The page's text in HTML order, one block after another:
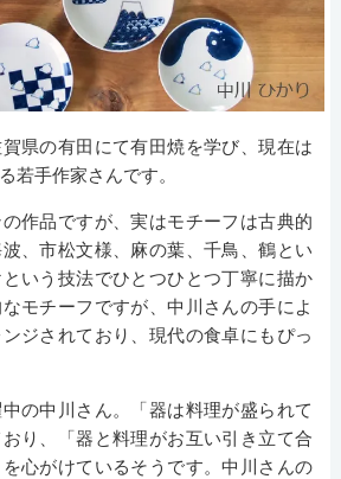
県の有田にて有田焼を学び、現在は
若手作家さんです。
作品ですが、実はモチーフは古典的
、市松文様、麻の葉、千鳥、鶴とい
いう技法でひとつひとつ丁寧に描か
モチーフですが、中川さんの手によ
ジされており、現代の食卓にもぴっ
の中川さん。「器は料理が盛られて
り、「器と料理がお互い引き立て合
心がけているそうです。中川さんの